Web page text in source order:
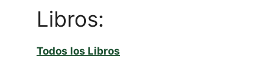
Libros:
Todos los Libros